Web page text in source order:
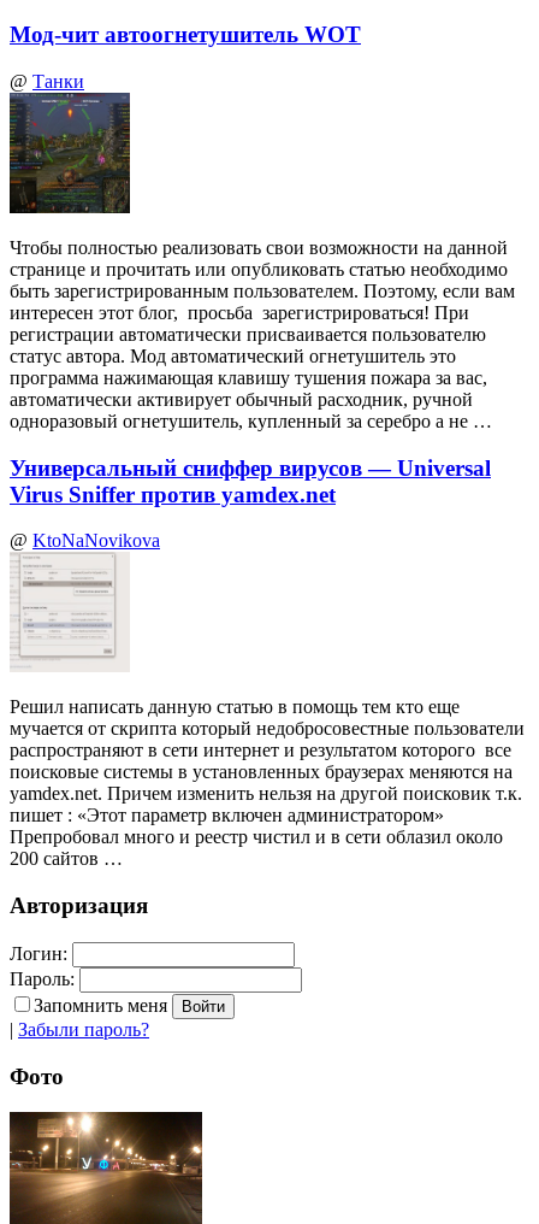
Мод-чит автоогнетушитель WOT
@ Танки
Чтобы полностью реализовать свои возможности на данной
странице и прочитать или опубликовать статью необходимо
быть зарегистрированным пользователем. Поэтому, если вам
интересен этот блог, просьба зарегистрироваться! При
регистрации автоматически присваивается пользователю
статус автора. Мод автоматический огнетушитель это
программа нажимающая клавишу тушения пожара за вас,
автоматически активирует обычный расходник, ручной
одноразовый огнетушитель, купленный за серебро а не …
Универсальный сниффер вирусов — Universal
Virus Sniffer против yamdex.net
@ KtoNaNovikova
Решил написать данную статью в помощь тем кто еще
мучается от скрипта который недобросовестные пользователи
распространяют в сети интернет и результатом которого все
поисковые системы в установленных браузерах меняются на
yamdex.net. Причем изменить нельзя на другой поисковик т.к.
пишет : «Этот параметр включен администратором»
Препробовал много и реестр чистил и в сети облазил около
200 сайтов …
Авторизация
Логин:
Пароль:
Запомнить меня
| Забыли пароль?
Фото